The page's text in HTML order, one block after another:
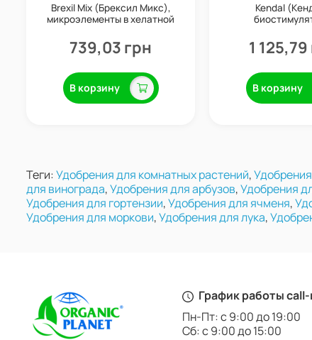
Brexil Mix (Брексил Микс),
микроэлементы в хелатной
739,03 грн
В корзину
Kendal
Valagro
1
В корзину
Теги:Удобрения для комнатных растений,
для винограда,Удобрения для арбузов,Удобрения
Удобрения для гортензии,Удобрения для ячменя,
Удобрения для моркови,Удобрения для лука,
График работы
Пн-Пт: с 9:00 до 19:00
Сб: с 9:00 до 15:00